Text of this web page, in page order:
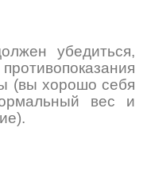
убедиться,
(вы хорошо себя
вес и